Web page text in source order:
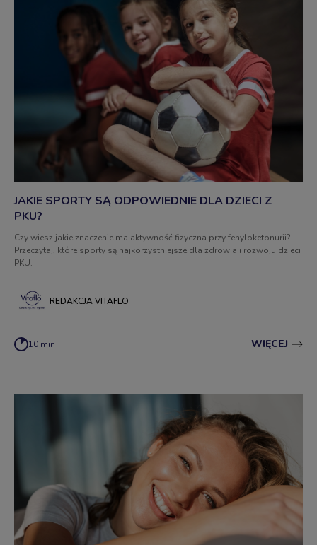
JAKIE SPORTY SĄ ODPOWIEDNIE DLA DZIECI Z
PKU?
Czy wiesz jakie znaczenie ma aktywność fizyczna przy fenyloketonurii?
Przeczytaj, które sporty są najkorzystniejsze dla zdrowia i rozwoju dzieci
PKU.
REDAKCJA VITAFLO
10 min WIĘCEJ